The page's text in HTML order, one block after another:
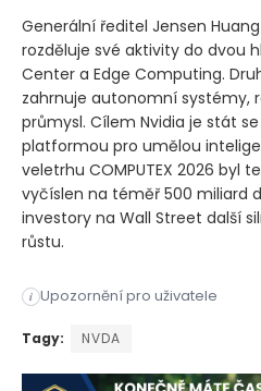
Generální ředitel Jensen
rozděluje své aktivity do dvou
Center a Edge Computing.
zahrnuje autonomní systémy,
průmysl. Cílem Nvidia je stát
platformou pro umělou
veletrhu COMPUTEX 2026 byl
vyčíslen na téměř 500 miliard
investory na Wall Street další
růstu.
i Upozornění pro uživatele
Americký technologický
Tagy: NVDA